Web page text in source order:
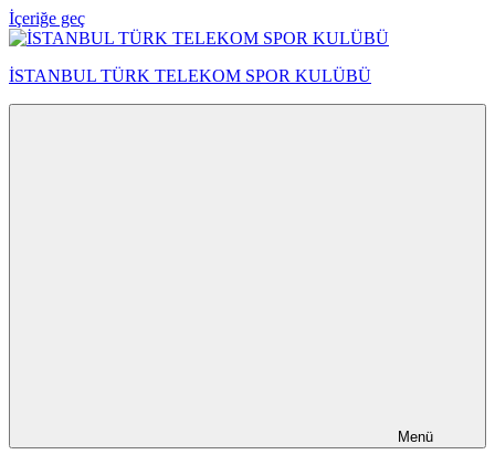
İçeriğe geç
İSTANBUL TÜRK TELEKOM SPOR KULÜBÜ
Menü